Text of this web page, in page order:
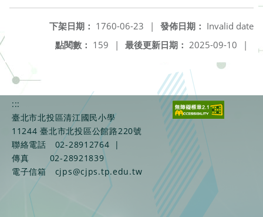
發佈日期： Invalid date
下架日期： 1760-06-23
|
最後更新日期： 2025-09-10 |
點閱數： 159 |
:::
臺北市北投區清江國民小學
11244 臺北市北投區公館路220號
聯絡電話
02-28912764
|
傳真
02-28921839
電子信箱
cjps@cjps.tp.edu.tw